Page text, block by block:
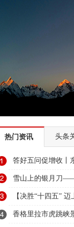
热门资讯 头条
答好五问促增收丨
组：葡萄产业铺就“
雪山上的银月刀
【决胜“十四五”
亮点多、成效显
香格里拉市虎跳峡